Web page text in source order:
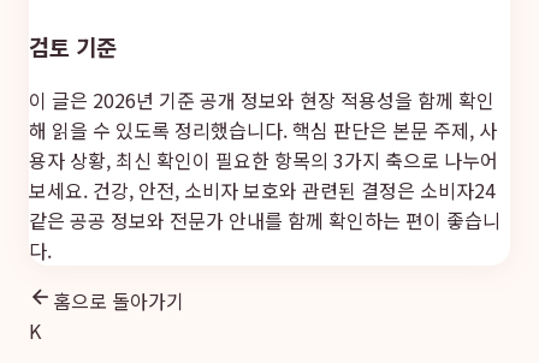
검토 기준
이 글은 2026년 기준 공개 정보와 현장 적용성을 함께 확인
해 읽을 수 있도록 정리했습니다. 핵심 판단은 본문 주제, 사
용자 상황, 최신 확인이 필요한 항목의 3가지 축으로 나누어
보세요. 건강, 안전, 소비자 보호와 관련된 결정은 소비자24
같은 공공 정보와 전문가 안내를 함께 확인하는 편이 좋습니
다.
홈으로 돌아가기
K